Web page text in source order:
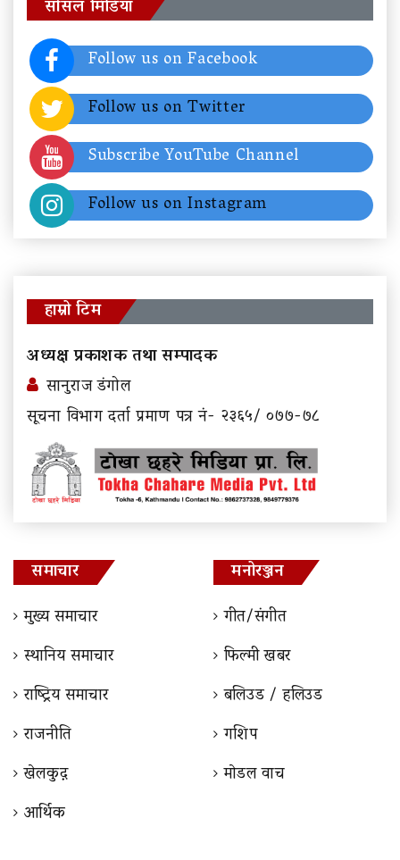
सोसल मिडिया
Follow us on Facebook
Follow us on Twitter
Subscribe YouTube Channel
Follow us on Instagram
हाम्रो टिम
अध्यक्ष प्रकाशक तथा सम्पादक
सानुराज डंगोल
सूचना विभाग दर्ता प्रमाण पत्र नं- २३६५/ ०७७-७८
समाचार
मुख्य समाचार
स्थानिय समाचार
राष्ट्रिय समाचार
राजनीति
खेलकुद़़
आर्थिक
मनोरञ्जन
गीत/संगीत
फिल्मी खबर
बलिउड / हलिउड
गशिप
माेडल वाच